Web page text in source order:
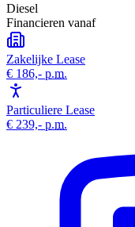
Diesel
Financieren vanaf
Zakelijke Lease
€ 186,- p.m.
Particuliere Lease
€ 239,- p.m.